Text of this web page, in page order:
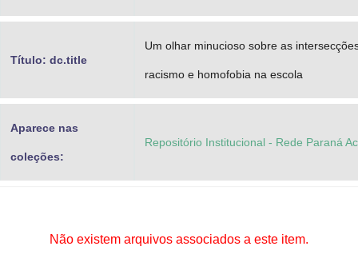
Título: dc.title
Um olhar minucioso sobre as
racismo e homofobia na escola
Aparece nas
coleções:
Repositório Institucional - Rede Paraná
Não existem arquivos associados a este item.